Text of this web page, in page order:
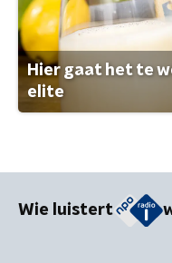
Hier gaat het te
elite
Wie luistert